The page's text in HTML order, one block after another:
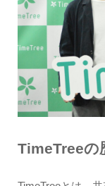
TimeTreeの